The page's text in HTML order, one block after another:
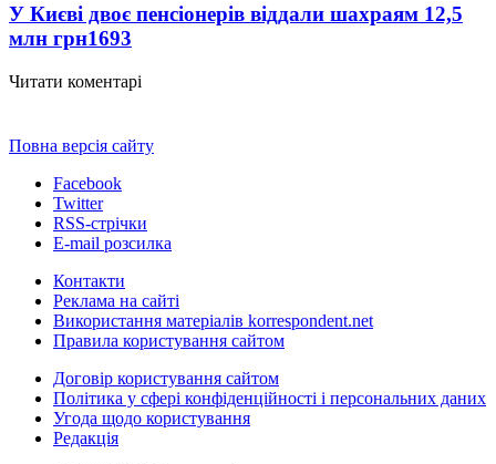
У Києві двоє пенсіонерів віддали шахраям 12,5
млн грн1693
Читати коментарі
Повна версія сайту
Facebook
Twitter
RSS-стрічки
E-mail розсилка
Контакти
Реклама на сайті
Використання матеріалів korrespondent.net
Правила користування сайтом
Договір користування сайтом
Політика у сфері конфіденційності і персональних даних
Угода щодо користування
Редакція